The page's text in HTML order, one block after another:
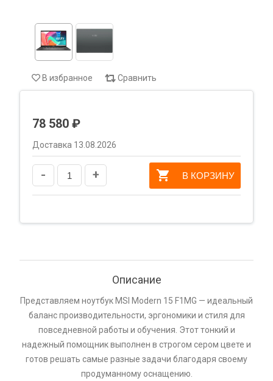
В избранное Сравнить
78 580 ₽
Доставка 13.08.2026
- + В КОРЗИНУ
Описание
Представляем ноутбук MSI Modern 15 F1MG — идеальный
баланс производительности, эргономики и стиля для
повседневной работы и обучения. Этот тонкий и
надежный помощник выполнен в строгом сером цвете и
готов решать самые разные задачи благодаря своему
продуманному оснащению.